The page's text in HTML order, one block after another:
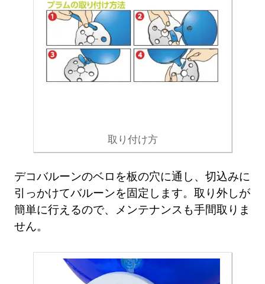
取り付け方
デコバルーンのベロを板の穴に通し、切込みに
引っかけてバルーンを固定します。取り外しが
簡単に行えるので、メンテナンスも手間取りま
せん。